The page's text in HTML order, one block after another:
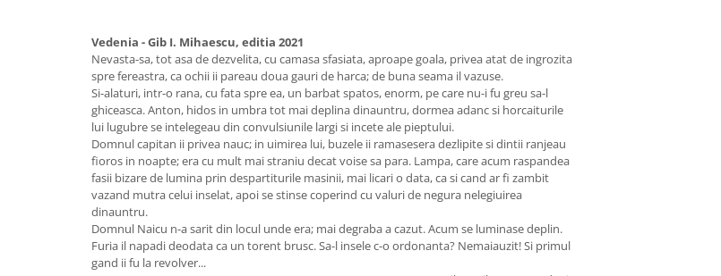
Vedenia - Gib I. Mihaescu, editia 2021
Nevasta-sa, tot asa de dezvelita, cu camasa sfasiata, aproape goala, privea atat de ingrozita
spre fereastra, ca ochii ii pareau doua gauri de harca; de buna seama il vazuse.
Si-alaturi, intr-o rana, cu fata spre ea, un barbat spatos, enorm, pe care nu-i fu greu sa-l
ghiceasca. Anton, hidos in umbra tot mai deplina dinauntru, dormea adanc si horcaiturile
lui lugubre se intelegeau din convulsiunile largi si incete ale pieptului.
Domnul capitan ii privea nauc; in uimirea lui, buzele ii ramasesera dezlipite si dintii ranjeau
fioros in noapte; era cu mult mai straniu decat voise sa para. Lampa, care acum raspandea
fasii bizare de lumina prin despartiturile masinii, mai licari o data, ca si cand ar fi zambit
vazand mutra celui inselat, apoi se stinse coperind cu valuri de negura nelegiuirea
dinauntru.
Domnul Naicu n-a sarit din locul unde era; mai degraba a cazut. Acum se luminase deplin.
Furia il napadi deodata ca un torent brusc. Sa-l insele c-o ordonanta? Nemaiauzit! Si primul
gand ii fu la revolver...